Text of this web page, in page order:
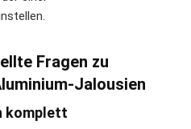
Fragen zu
Jalousien
komplett